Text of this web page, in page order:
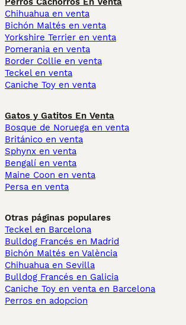
Chihuahua en venta
Bichón Maltés en venta
Yorkshire Terrier en venta
Pomerania en venta
Border Collie en venta
Teckel en venta
Caniche Toy en venta
Gatos y Gatitos En Venta
Bosque de Noruega en venta
Británico en venta
Sphynx en venta
Bengalí en venta
Maine Coon en venta
Persa en venta
Otras páginas populares
Teckel en Barcelona
Bulldog Francés en Madrid
Bichón Maltés en València
Chihuahua en Sevilla
Bulldog Francés en Galicia
Caniche Toy en venta en Barcelona
Perros en adopcion